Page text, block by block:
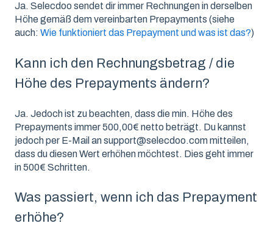
Ja. Selecdoo sendet dir immer Rechnungen in derselben
Höhe gemäß dem vereinbarten Prepayments (siehe
auch: Wie funktioniert das Prepayment und was ist das?)
Kann ich den Rechnungsbetrag / die
Höhe des Prepayments ändern?
Ja. Jedoch ist zu beachten, dass die min. Höhe des
Prepayments immer 500,00€ netto beträgt. Du kannst
jedoch per E-Mail an support@selecdoo.com mitteilen,
dass du diesen Wert erhöhen möchtest. Dies geht immer
in 500€ Schritten.
Was passiert, wenn ich das Prepayment
erhöhe?